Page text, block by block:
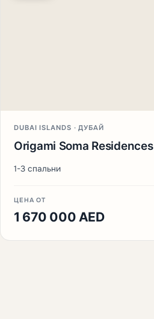
DUBAI ISLANDS · ДУБАЙ
Origami Soma Residences
1-3 спальни
ЦЕНА ОТ
1 670 000 AED